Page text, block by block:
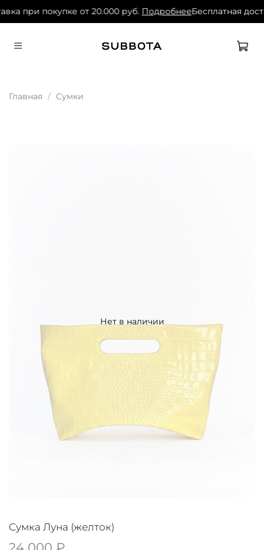
при покупке от 20.000 руб. ПодробнееБесплатная
Главная Сумки
Нет в наличии
Сумка Луна (желток)